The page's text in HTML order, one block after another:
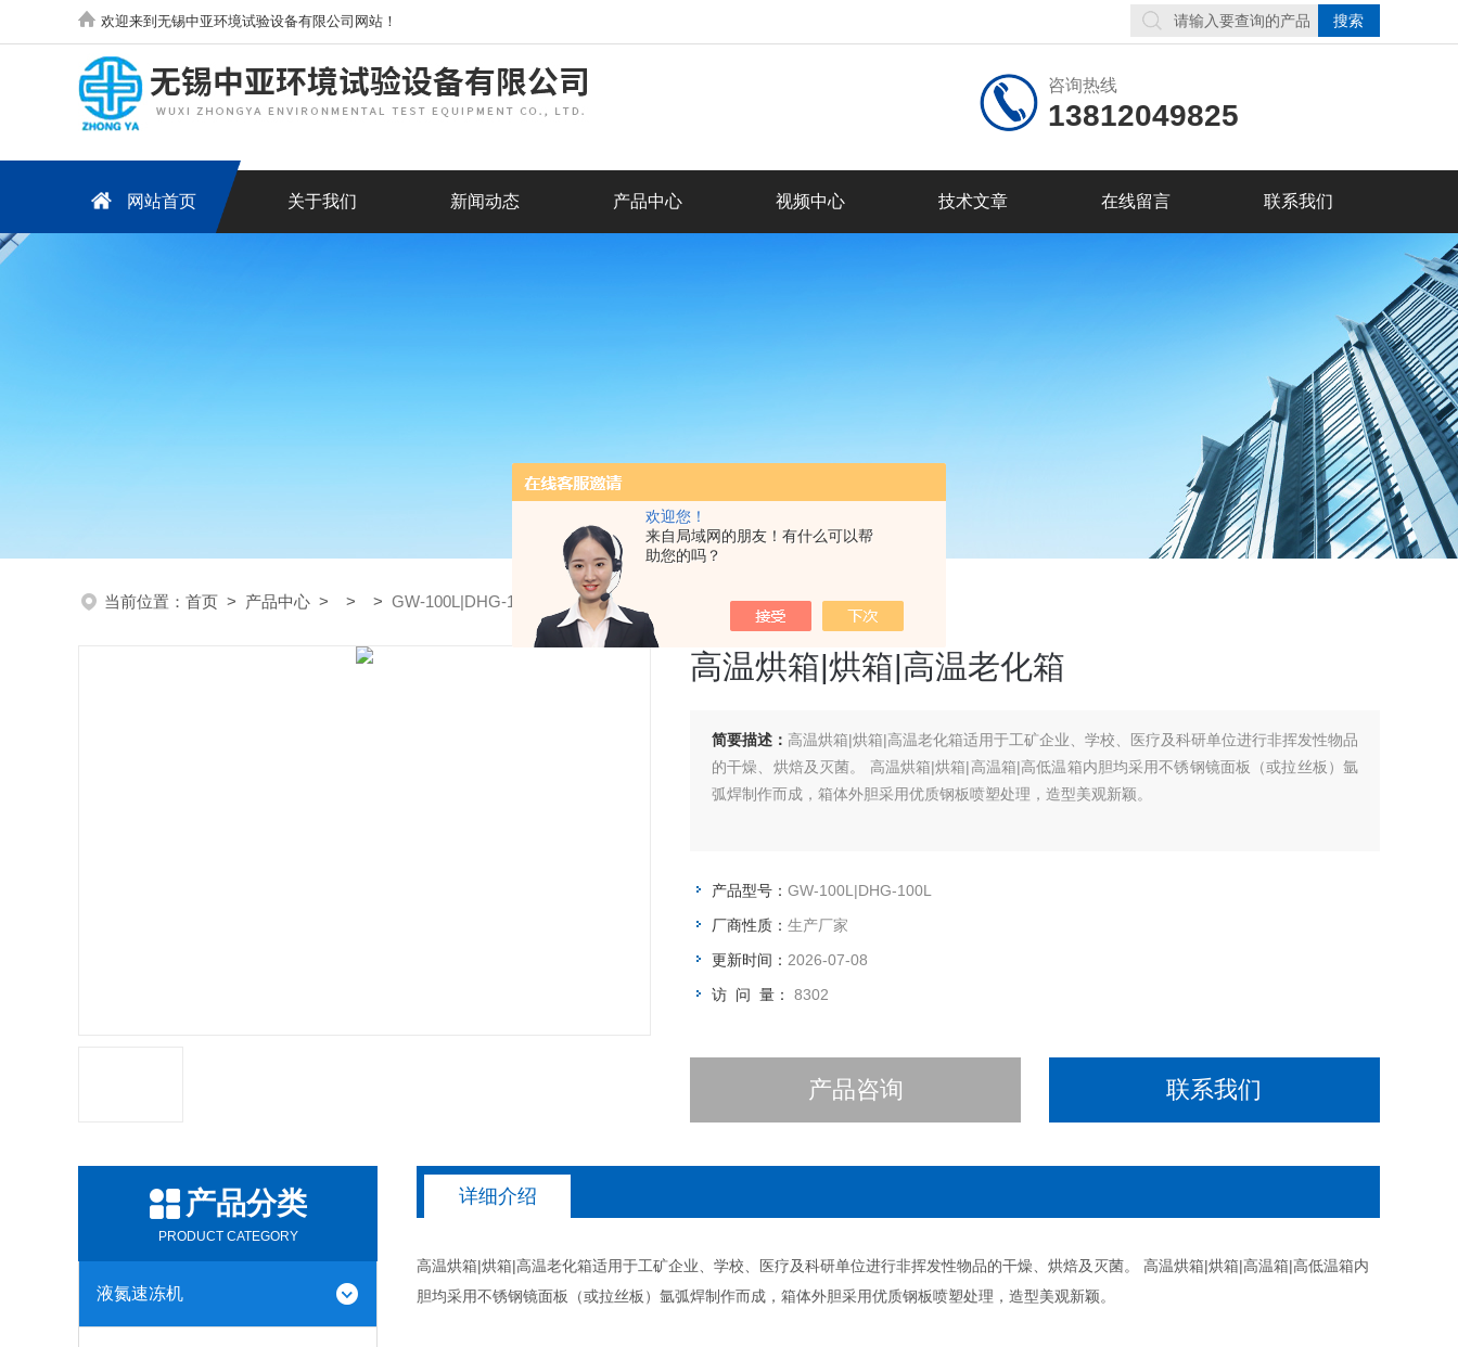
欢迎您！
来自局域网的朋友！有什么可以帮
助您的吗？
欢迎来到无锡中亚环境试验设备有限公司网站！
咨询热线
13812049825
网站首页 关于我们 新闻动态 产品中心 视频中心 技术文章 在线留言 联系我们
当前位置： 首页 > 产品中心 > > > GW-100L|DHG-100L高温烘箱|烘箱|高温老化箱
高温烘箱|烘箱|高温老化箱
简要描述： 高温烘箱|烘箱|高温老化箱适用于工矿企业、学校、医疗及科研单位进行非挥发性物品
的干燥、烘焙及灭菌。 高温烘箱|烘箱|高温箱|高低温箱内胆均采用不锈钢镜面板（或拉丝板）氩
弧焊制作而成，箱体外胆采用优质钢板喷塑处理，造型美观新颖。
产品型号： GW-100L|DHG-100L
厂商性质： 生产厂家
更新时间： 2026-07-08
访 问 量： 8302
产品咨询 联系我们
产品分类
PRODUCT CATEGORY
液氮速冻机
详细介绍
高温烘箱|烘箱|高温老化箱适用于工矿企业、学校、医疗及科研单位进行非挥发性物品的干燥、烘焙及灭菌。 高温烘箱|烘箱|高温箱|高低温箱内
胆均采用不锈钢镜面板（或拉丝板）氩弧焊制作而成，箱体外胆采用优质钢板喷塑处理，造型美观新颖。